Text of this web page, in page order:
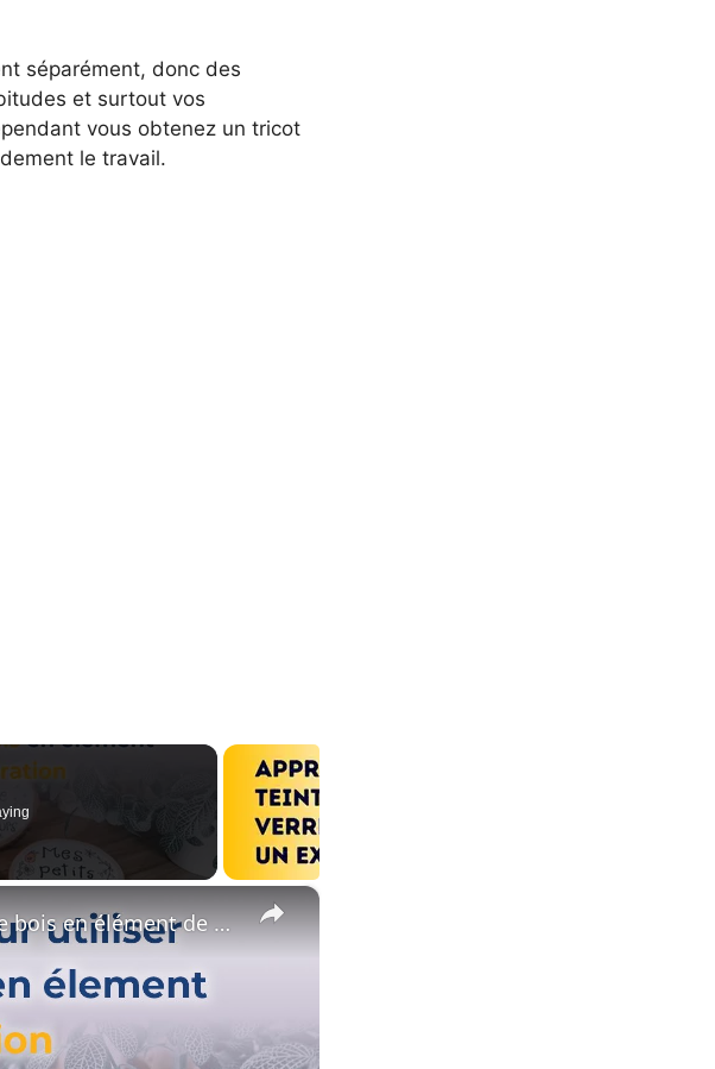
séparément, donc des
et surtout vos
vous obtenez un tricot
le travail.
×
?10 idées récup pour utiliser un rondin de bois en élément de décoration ♻️